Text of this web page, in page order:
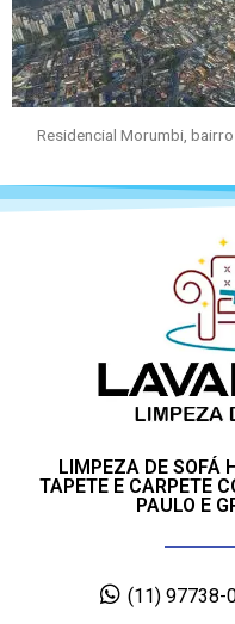
Residencial Morumbi,
LIMPEZA DE SOFÁ
TAPETE E CARPETE
PAULO E
(11) 97738-